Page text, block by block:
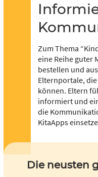
Verfügung stellen.
Informieren und
Zum Thema
eine Reihe guter
bestellen und
Elternportale,
können. Eltern
informiert und
die
KitaApps
Die neusten